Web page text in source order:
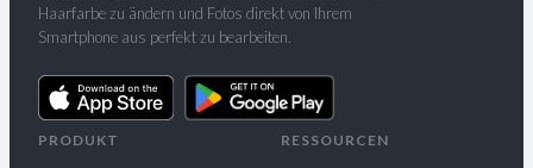
Haarfarbe zu ändern und Fotos direkt von Ihrem
Smartphone aus perfekt zu bearbeiten.
PRODUKT RESSOURCEN